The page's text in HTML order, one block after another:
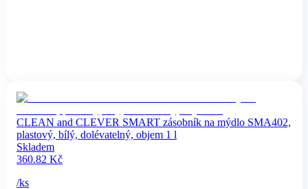
CLEAN and CLEVER SMART zásobník na mýdlo SMA402,
plastový, bílý, dolévatelný, objem 1 l
Skladem
360.82 Kč
/ks